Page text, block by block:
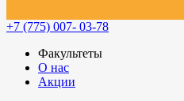
+7 (775) 007- 03-78
Факультеты
О нас
Акции